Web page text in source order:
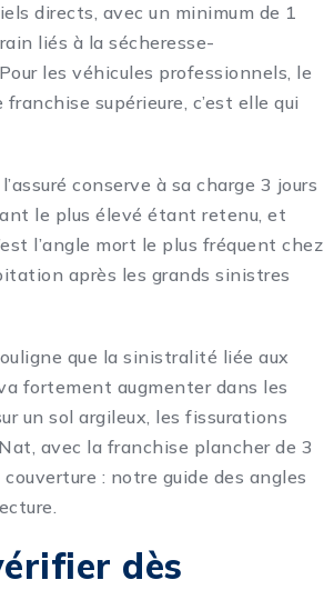
directs, avec un minimum de 1
liés à la sécheresse-
les véhicules professionnels, le
supérieure, c’est elle qui
conserve à sa charge 3 jours
le plus élevé étant retenu, et
l’angle mort le plus fréquent chez
après les grands sinistres
que la sinistralité liée aux
fortement augmenter dans les
un sol argileux, les fissurations
avec la franchise plancher de 3
: notre guide des angles
dès